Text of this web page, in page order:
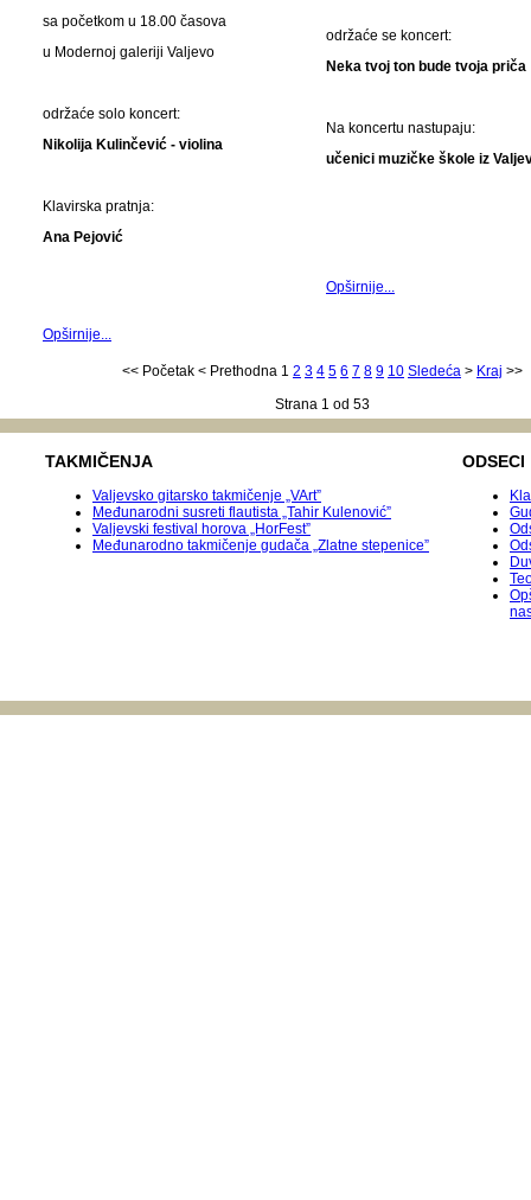
sa početkom u 18.00 časova
u Modernoj galeriji Valjevo
održaće solo koncert:
Nikolija Kulinčević - violina
Klavirska pratnja:
Ana Pejović
Opširnije...
održaće se koncert:
Neka tvoj ton bude tvoja priča
Na koncertu nastupaju:
učenici muzičke škole iz
Opširnije...
<< Početak < Prethodna 1 2 3 4 5 6 7 8 9 10 Sledeća > Kraj >>
Strana 1 od 53
TAKMIČENJA
Valjevsko gitarsko takmičenje „VArt”
Međunarodni susreti flautista „Tahir Kulenović”
Valjevski festival horova „HorFest”
Međunarodnо takmičenje gudača „Zlatne stepenice”
ODSECI